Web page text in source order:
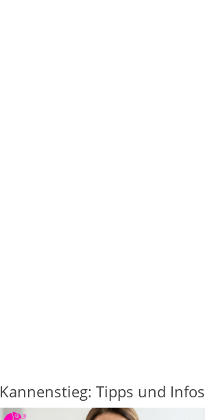
Kannenstieg: Tipps und Infos